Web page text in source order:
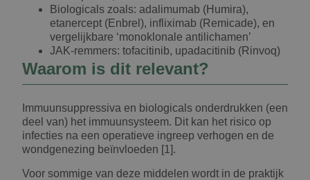
Biologicals zoals: adalimumab (Humira),
etanercept (Enbrel), infliximab (Remicade), en
vergelijkbare ‘monoklonale antilichamen’
JAK-remmers: tofacitinib, upadacitinib (Rinvoq)
Waarom is dit relevant?
Immuunsuppressiva en biologicals onderdrukken (een
deel van) het immuunsysteem. Dit kan het risico op
infecties na een operatieve ingreep verhogen en de
wondgenezing beïnvloeden [1].
Voor sommige van deze middelen wordt in de praktijk